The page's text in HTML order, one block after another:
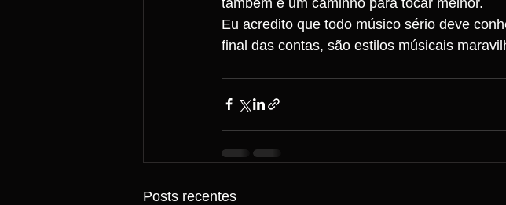
Eu acredito que todo músico sério deve
final das contas, são estilos músicais
Posts recentes